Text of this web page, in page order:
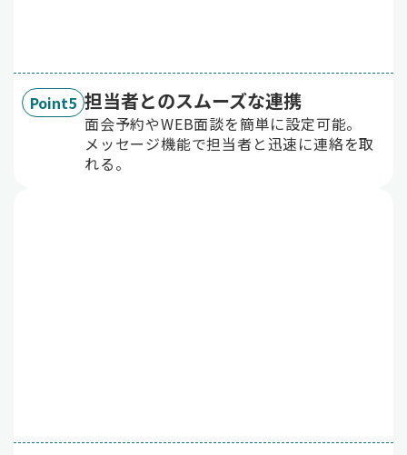
Point5 担当者とのスムーズな連携
面会予約やWEB面談を簡単に設定可能。
メッセージ機能で担当者と迅速に連絡を取
れる。